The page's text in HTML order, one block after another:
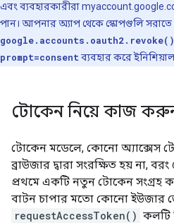
এবং ব্যবহারকারীরা
পান। আপনার অ্যাপ থেকে স্কোপগুলি
google.accounts.oauth2.revoke()
prompt=consent ব্যবহার করে
টোকেন নিয়ে কাজ
টোকেন মডেলে, কোনো অ্যাক্সেস
ব্রাউজার দ্বারা সংরক্ষিত হয় না,
প্রথমে একটি নতুন টোকেন সংগ্রহ
বাটন চাপার মতো কোনো ইউজার
requestAccessToken() কলটি